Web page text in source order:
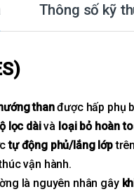
Thông số kỹ
thanđược hấp phụ
lọc dàivà loại bỏ hoàn
tự động phủ/lắng lớp
vận hành.
là nguyên nhân gây